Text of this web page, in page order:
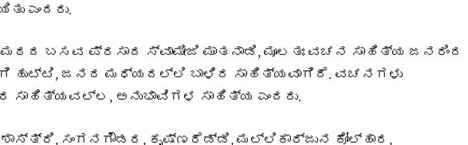
ಎಂದರು.
ಬಸವ ಪ್ರಸಾದ ಸ್ವಾಮೀಜಿ ಮಾತನಾಡಿ, ಮೂಲತಃ ವಚನ ಸಾಹಿತ್ಯ ಜನರಿಂದ
ಹುಟ್ಟಿ, ಜನರ ಮಧ್ಯದಲ್ಲಿ ಬಾಳಿದ ಸಾಹಿತ್ಯವಾಗಿದೆ. ವಚನಗಳು
ಸಾಹಿತ್ಯವಲ್ಲ, ಅನುಭಾವಿಗಳ ಸಾಹಿತ್ಯ ಎಂದರು.
ಸಂಗನಗೌಡರ, ಕೃಷ್ಣರೆಡ್ಡಿ, ಮಲ್ಲಿಕಾರ್ಜುನ ಕೋಲ್ಹಾರ,